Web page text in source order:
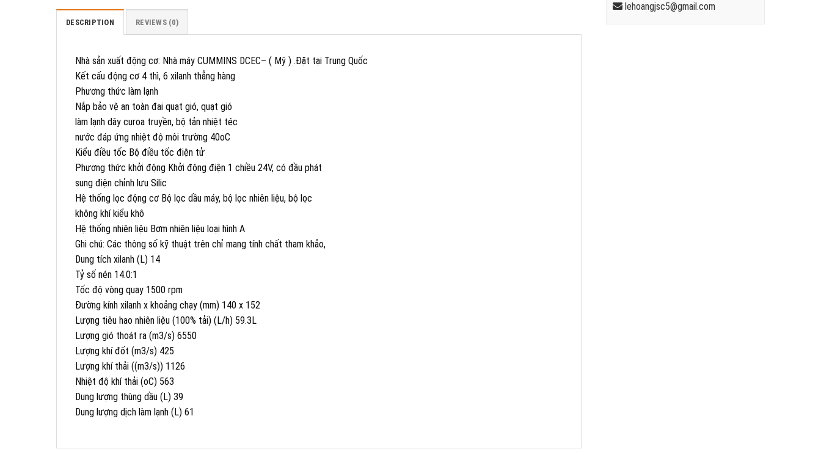
lehoangjsc5@gmail.com
DESCRIPTION REVIEWS (0)
Nhà sản xuất động cơ: Nhà máy CUMMINS DCEC– ( Mỹ ) .Đặt tại Trung Quốc
Kết cấu động cơ 4 thì, 6 xilanh thẳng hàng
Phương thức làm lạnh
Nắp bảo vệ an toàn đai quạt gió, quạt gió
làm lạnh dây curoa truyền, bộ tản nhiệt téc
nước đáp ứng nhiệt độ môi trường 40oC
Kiểu điều tốc Bộ điều tốc điện tử
Phương thức khởi động Khởi động điện 1 chiều 24V, có đầu phát
sung điện chỉnh lưu Silic
Hệ thống lọc động cơ Bộ lọc dầu máy, bộ lọc nhiên liệu, bộ lọc
không khí kiểu khô
Hệ thống nhiên liệu Bơm nhiên liệu loại hình A
Ghi chú: Các thông số kỹ thuật trên chỉ mang tính chất tham khảo,
Dung tích xilanh (L) 14
Tỷ số nén 14.0:1
Tốc độ vòng quay 1500 rpm
Đường kính xilanh x khoảng chạy (mm) 140 x 152
Lượng tiêu hao nhiên liệu (100% tải) (L/h) 59.3L
Lượng gió thoát ra (m3/s) 6550
Lượng khí đốt (m3/s) 425
Lượng khí thải ((m3/s)) 1126
Nhiệt độ khí thải (oC) 563
Dung lượng thùng dầu (L) 39
Dung lượng dịch làm lạnh (L) 61